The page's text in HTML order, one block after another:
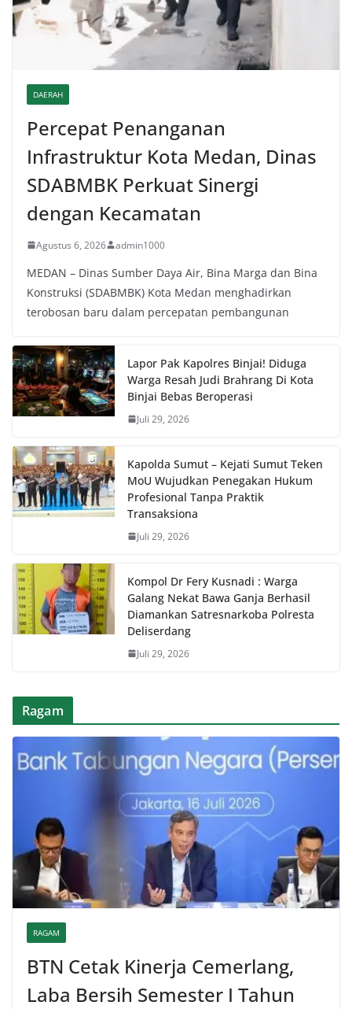
DAERAH
Percepat Penanganan
Infrastruktur Kota Medan, Dinas
SDABMBK Perkuat Sinergi
dengan Kecamatan
Agustus 6, 2026 admin1000
MEDAN – Dinas Sumber Daya Air, Bina Marga dan Bina
Konstruksi (SDABMBK) Kota Medan menghadirkan
terobosan baru dalam percepatan pembangunan
Lapor Pak Kapolres Binjai! Diduga
Warga Resah Judi Brahrang Di Kota
Binjai Bebas Beroperasi
Juli 29, 2026
Kapolda Sumut – Kejati Sumut Teken
MoU Wujudkan Penegakan Hukum
Profesional Tanpa Praktik
Transaksiona
Juli 29, 2026
Kompol Dr Fery Kusnadi : Warga
Galang Nekat Bawa Ganja Berhasil
Diamankan Satresnarkoba Polresta
Deliserdang
Juli 29, 2026
Ragam
RAGAM
BTN Cetak Kinerja Cemerlang,
Laba Bersih Semester I Tahun